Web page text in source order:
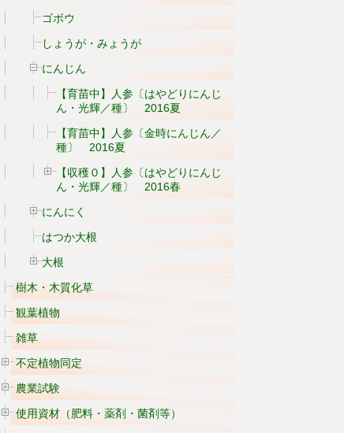
ゴボウ
しょうが・みょうが
にんじん
【育苗中】人参〔はやどりにんじ
ん・光輝／種〕 2016夏
【育苗中】人参〔金時にんじん／
種〕 2016夏
【収穫０】人参〔はやどりにんじ
ん・光輝／種〕 2016春
にんにく
はつか大根
大根
樹木・木質化草
観葉植物
雑草
不定植物同定
農業試験
使用資材（肥料・薬剤・菌剤等）